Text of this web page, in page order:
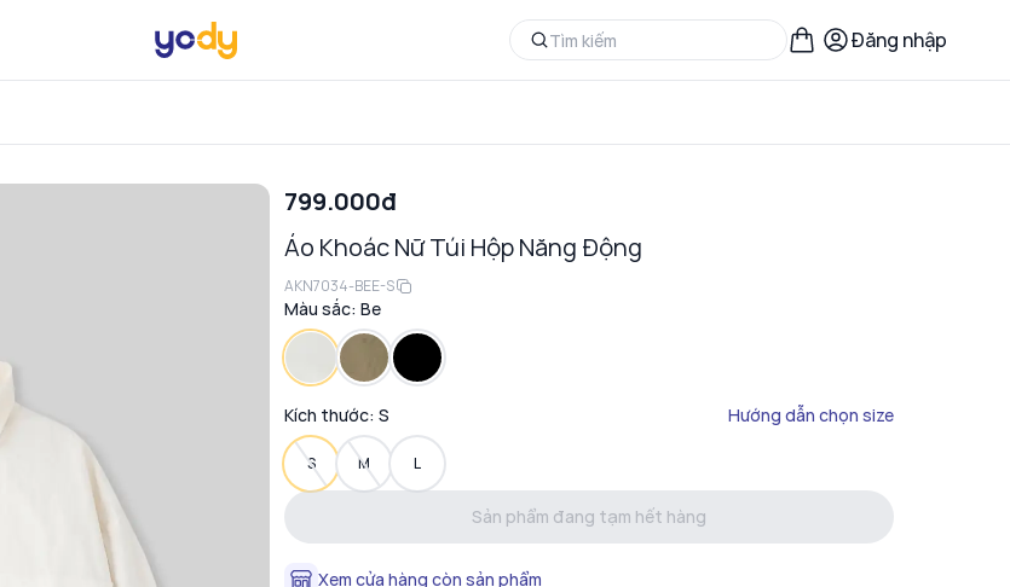
Đăng nhập
799.000đ
Áo Khoác Nữ Túi Hộp Năng Động
AKN7034-BEE-S
Màu sắc: Be
Kích thước: S Hướng dẫn chọn size
S M L
Sản phẩm đang tạm hết hàng
Xem cửa hàng còn sản phẩm